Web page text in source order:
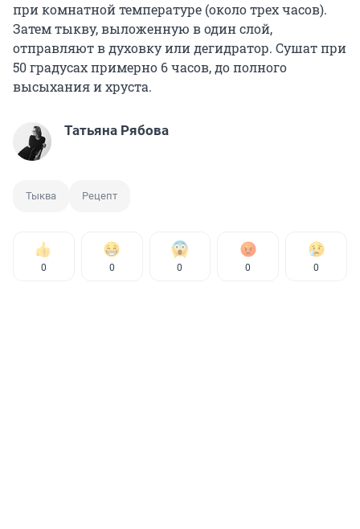
при комнатной температуре (около трех часов).
Затем тыкву, выложенную в один слой,
отправляют в духовку или дегидратор. Сушат при
50 градусах примерно 6 часов, до полного
высыхания и хруста.
Татьяна Рябова
Тыква Рецепт
0 0 0 0 0